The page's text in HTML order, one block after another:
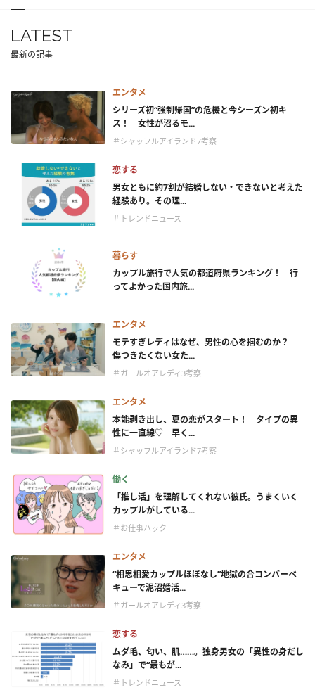
LATEST
最新の記事
エンタメ
シリーズ初“強制帰国”の危機と今シーズン初キ
ス！ 女性が沼るモ...
＃シャッフルアイランド7考察
恋する
男女ともに約7割が結婚しない・できないと考えた
経験あり。その理...
＃トレンドニュース
暮らす
カップル旅行で人気の都道府県ランキング！ 行
ってよかった国内旅...
エンタメ
モテすぎレディはなぜ、男性の心を掴むのか？
傷つきたくない女た...
＃ガールオアレディ3考察
エンタメ
本能剥き出し、夏の恋がスタート！ タイプの異
性に一直線♡ 早く...
＃シャッフルアイランド7考察
働く
「推し活」を理解してくれない彼氏。うまくいく
カップルがしている...
＃お仕事ハック
エンタメ
“相思相愛カップルほぼなし”地獄の合コンバーベ
キューで泥沼婚活...
＃ガールオアレディ3考察
恋する
ムダ毛、匂い、肌……。独身男女の「異性の身だし
なみ」で“最もが...
＃トレンドニュース